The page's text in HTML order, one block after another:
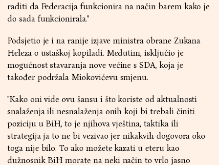
raditi da Federacija funkcionira na način barem kako je
do sada funkcionirala."
Podsjetio je i na ranije izjave ministra obrane Zukana
Heleza o ustaškoj kopiladi. Međutim, isključio je
mogućnost stavaranja nove većine s SDA, koja je
također podržala Miokovićevu smjenu.
"Kako oni vide ovu šansu i što koriste od aktualnosti
snalaženja ili nesnalaženja onih koji bi trebali činiti
poziciju u BiH, to je njihova vještina, taktika ili
strategija ja to ne bi vezivao jer nikakvih dogovora oko
toga nije bilo. To ako možete kazati u eteru kao
dužnosnik BiH morate na neki način to vrlo jasno